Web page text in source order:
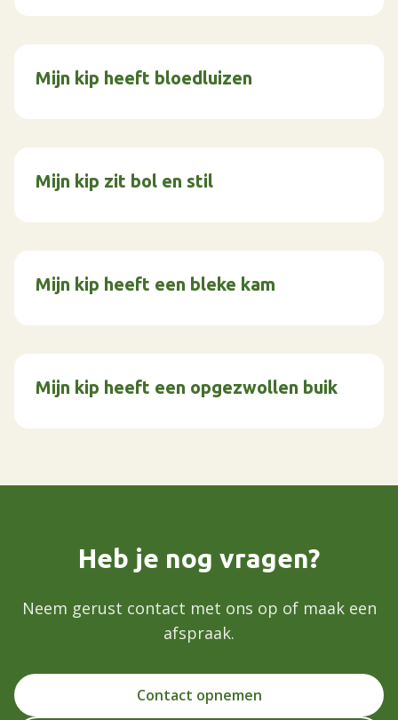
Mijn kip heeft bloedluizen
Mijn kip zit bol en stil
Mijn kip heeft een bleke kam
Mijn kip heeft een opgezwollen buik
Heb je nog vragen?
Neem gerust contact met ons op of maak een
afspraak.
Contact opnemen